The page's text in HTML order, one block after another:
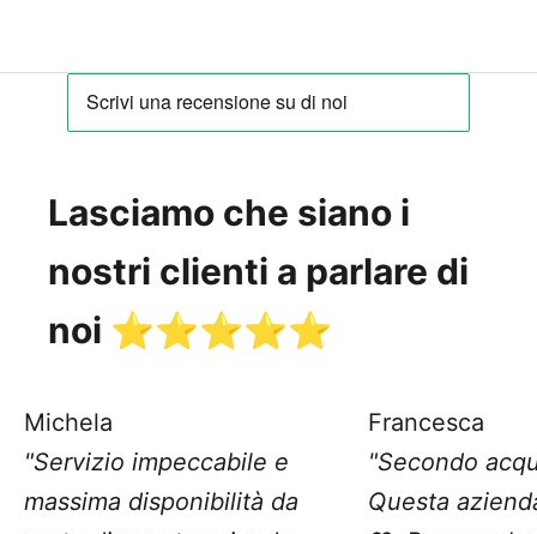
Lasciamo che siano i
nostri clienti a parlare di
noi ⭐️⭐️⭐️⭐️⭐️
Michela
"Servizio impeccabile e
massima disponibilità da
Francesca
"Secondo
Questa